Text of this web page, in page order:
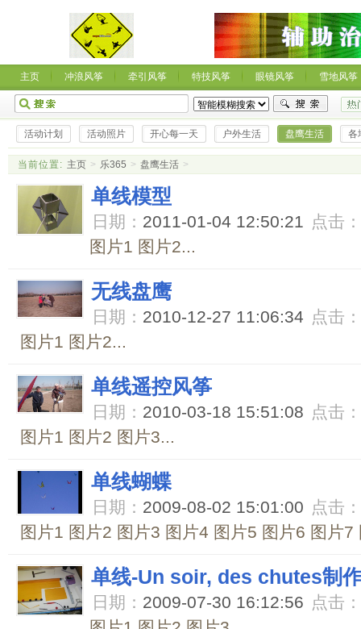
主页 冲浪风筝 牵引风筝 特技风筝 眼镜风筝 雪地风筝
活动计划 活动照片 开心每一天 户外生活 盘鹰生活 各
当前位置: 主页 > 乐365 > 盘鹰生活 >
单线模型
日期： 2011-01-04 12:50:21 点击：
图片1 图片2...
无线盘鹰
日期： 2010-12-27 11:06:34 点击：
图片1 图片2...
单线遥控风筝
日期： 2010-03-18 15:51:08 点击：
图片1 图片2 图片3...
单线蝴蝶
日期： 2009-08-02 15:01:00 点击：
图片1 图片2 图片3 图片4 图片5 图片6 图片7
单线-Un soir, des chutes制
日期： 2009-07-30 16:12:56 点击：